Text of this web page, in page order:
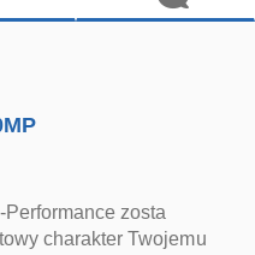
zosta
charakter Twojemu